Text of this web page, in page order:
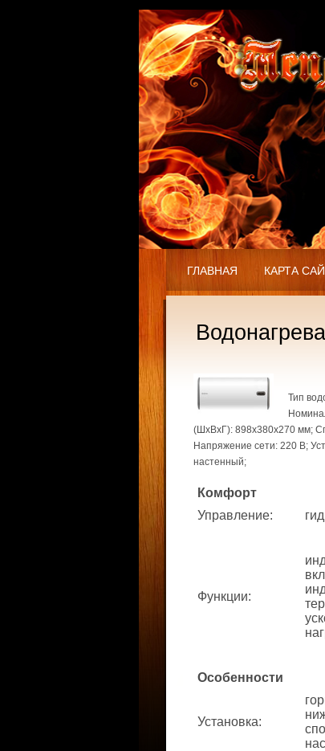
ГЛАВНАЯ КАРТА
Тип
(ШхВхГ): 898x380x270 мм;
Напряжение сети: 220 В;
настенный;
Комфорт
Управление:
Функции:
Особенности
Установка: